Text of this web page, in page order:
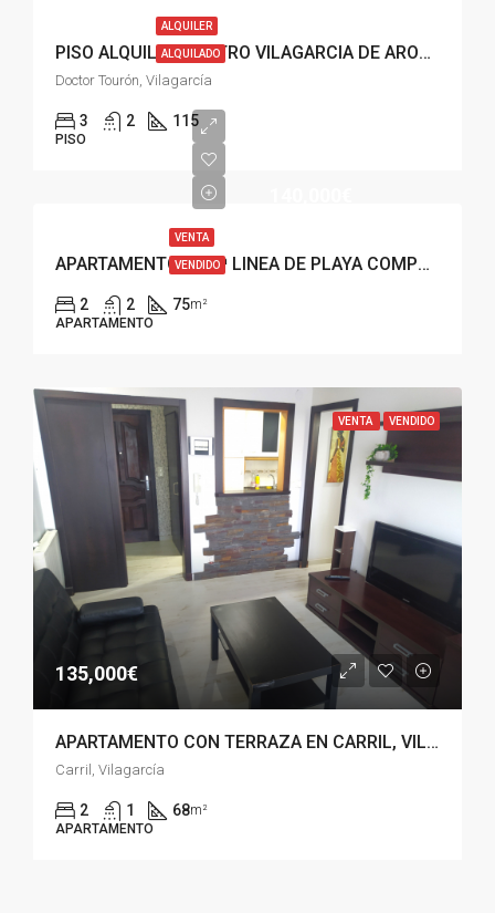
ALQUILER
ALQUILADO PISO ALQUILER CENTRO VILAGARCIA DE AROUSA
Doctor Tourón, Vilagarcía
3 2 115
PISO
VENTA
VENDIDO APARTAMENTO EN 2ª LINEA DE PLAYA COMPOSTELA, VILAGARCIA
2 2 75m²
APARTAMENTO
VENTA VENDIDO
135,000€
APARTAMENTO CON TERRAZA EN CARRIL, VILAGARCIA
Carril, Vilagarcía
2 1 68m²
APARTAMENTO